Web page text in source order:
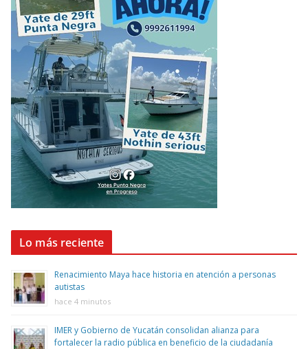
Lo más reciente
Renacimiento Maya hace historia en atención a personas
autistas
hace 4 minutos
IMER y Gobierno de Yucatán consolidan alianza para
fortalecer la radio pública en beneficio de la ciudadanía